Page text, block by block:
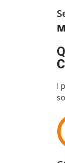
I